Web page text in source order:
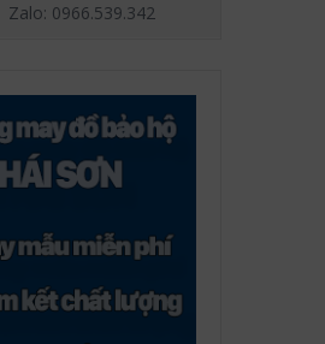
Zalo: 0966.539.342